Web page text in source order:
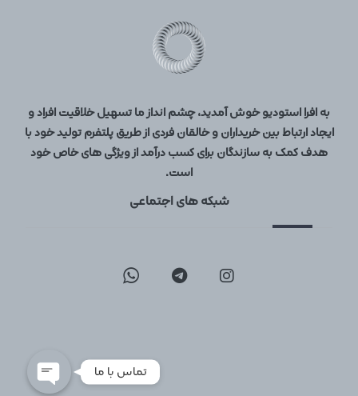
به افرا استودیو خوش آمدید، چشم انداز ما تسهیل خلاقیت افراد و
ایجاد ارتباط بین خریداران و خالقان فردی از طریق پلتفرم تولید خود با
هدف کمک به سازندگان برای کسب درآمد از ویژگی های خاص خود
است.
شبکه های اجتماعی
تماس با ما